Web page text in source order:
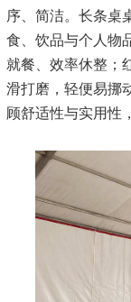
序、简洁。长条桌
食、饮品与个人物
就餐、效率休整；
滑打磨，轻便易挪
顾舒适性与实用性